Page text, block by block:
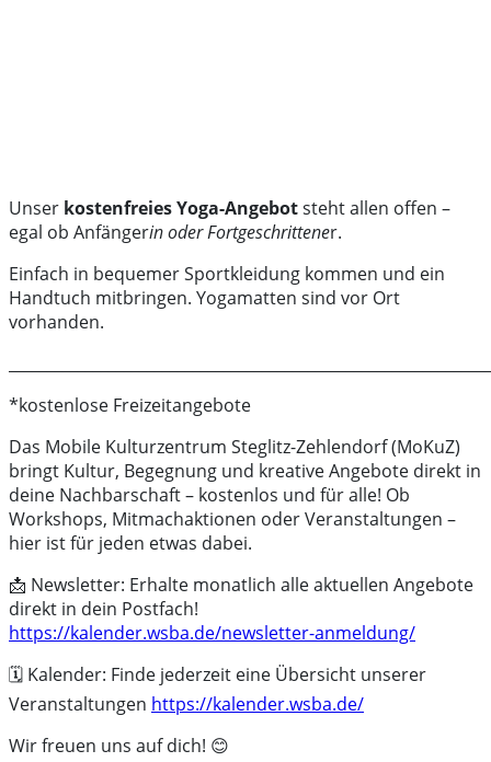
Unser kostenfreies Yoga-Angebotsteht allen offen –
egal ob Anfängerin oder Fortgeschrittener.
Einfach in bequemer Sportkleidung kommen und ein
Handtuch mitbringen. Yogamatten sind vor Ort
vorhanden.
*kostenlose Freizeitangebote
Das Mobile Kulturzentrum Steglitz-Zehlendorf (MoKuZ)
bringt Kultur, Begegnung und kreative Angebote direkt in
deine Nachbarschaft – kostenlos und für alle! Ob
Workshops, Mitmachaktionen oder Veranstaltungen –
hier ist für jeden etwas dabei.
📩 Newsletter: Erhalte monatlich alle aktuellen Angebote
direkt in dein Postfach!
https://kalender.wsba.de/newsletter-anmeldung/
🗓️ Kalender: Finde jederzeit eine Übersicht unserer
Veranstaltungen https://kalender.wsba.de/
Wir freuen uns auf dich! 😊